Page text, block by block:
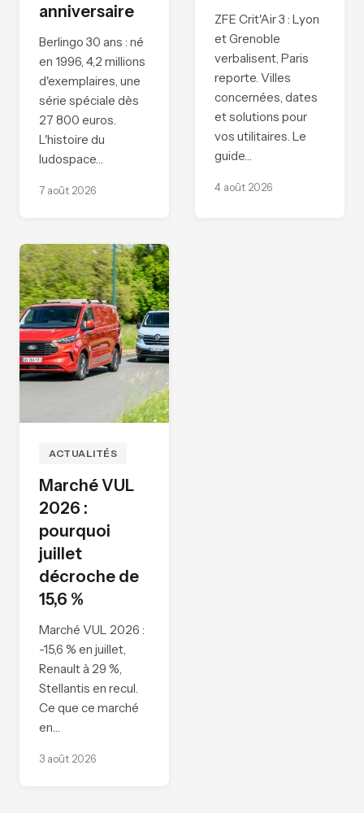
anniversaire
Berlingo 30 ans : né
en 1996, 4,2 millions
d'exemplaires, une
série spéciale dès
27 800 euros.
L'histoire du
ludospace…
7 août 2026
ZFE Crit'Air 3 : Lyon
et Grenoble
verbalisent, Paris
reporte. Villes
concernées, dates
et solutions pour
vos utilitaires. Le
guide…
4 août 2026
ACTUALITÉS
Marché VUL
2026 :
pourquoi
juillet
décroche de
15,6 %
Marché VUL 2026 :
-15,6 % en juillet,
Renault à 29 %,
Stellantis en recul.
Ce que ce marché
en…
3 août 2026